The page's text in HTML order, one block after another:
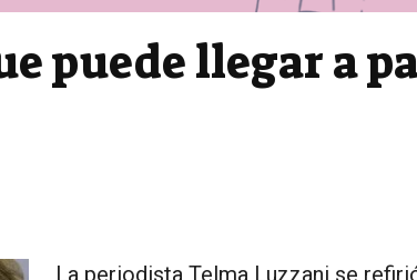
puede llegar a
La periodista Telma Luzzani se